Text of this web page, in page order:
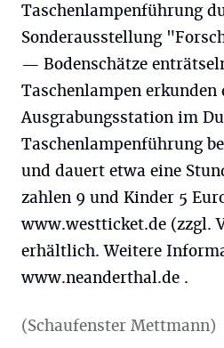
Taschenlampenführung
Sonderausstellung
— Bodenschätze
Taschenlampen erkunden
Ausgrabungsstation im
Taschenlampenführung
und dauert etwa eine
zahlen 9 und Kinder 5
www.westticket.de (zzgl.
erhältlich. Weitere
www.neanderthal.de .
(Schaufenster Mettmann)